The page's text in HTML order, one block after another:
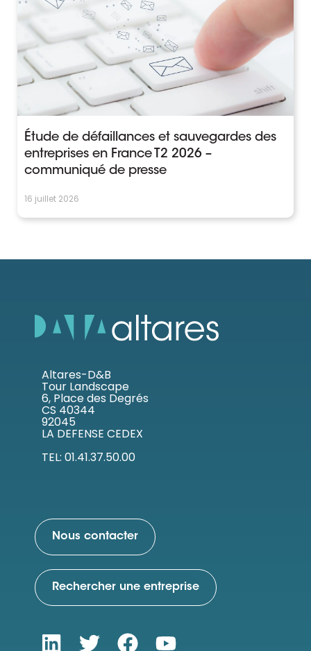
Étude de défaillances et sauvegardes des
entreprises en France T2 2026 –
communiqué de presse
16 juillet 2026
Altares-D&B
Tour Landscape
6, Place des Degrés
CS 40344
92045
LA DEFENSE CEDEX
TEL: 01.41.37.50.00
Nous contacter
Rechercher une entreprise